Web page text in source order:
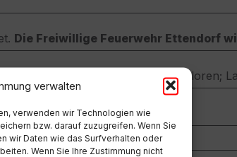
verwalten
verwenden wir Technologien wie
bzw. darauf zuzugreifen. Wenn Sie
wir Daten wie das Surfverhalten oder
Wenn Sie Ihre Zustimmung nicht
Die Freiwillige Feuerwehr Ettendorf
Einzugsgebietes verloren;
die Straße nach Bleiburg.